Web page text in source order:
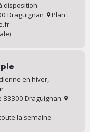
disposition
Draguignan
Plan
en hiver,
83300 Draguignan
la semaine